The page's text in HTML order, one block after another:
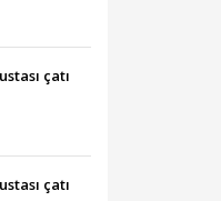
çatı
çatı